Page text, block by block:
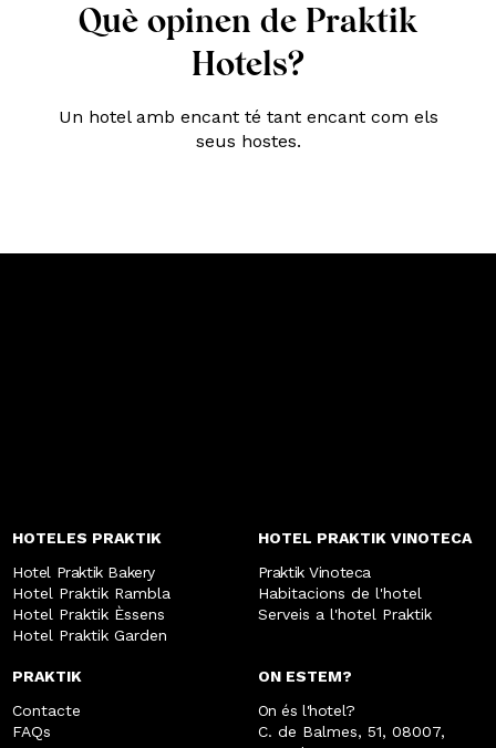
Què opinen de Praktik
Hotels?
Un hotel amb encant té tant encant com els
seus hostes.
HOTELES PRAKTIK
Hotel Praktik Bakery
Hotel Praktik Rambla
Hotel Praktik Èssens
Hotel Praktik Garden
HOTEL PRAKTIK VINOTECA
Praktik Vinoteca
Habitacions de l'hotel
Serveis a l'hotel Praktik
PRAKTIK
Contacte
FAQs
ON ESTEM?
On és l'hotel?
C. de Balmes, 51, 08007,